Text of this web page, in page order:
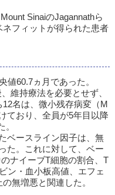
SinaiのJagannathら
フィットが得られた患者
値60.7ヵ月であった。
維持療法を必要とせず、
名は、微小残存病変（M
ており、全員が5年目以降
ベースライン因子は、無
た。これに対して、ベー
ナイーブT細胞の割合、T
ン・血小板高値、エフェ
無増悪と関連した。